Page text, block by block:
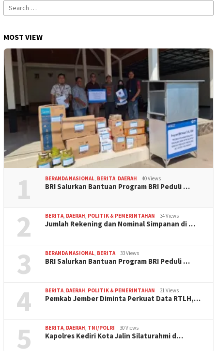
Search
for:
MOST VIEW
1 BERANDA NASIONAL, BERITA, DAERAH 40 Views
BRI Salurkan Bantuan Program BRI Peduli …
2 BERITA, DAERAH, POLITIK & PEMERINTAHAN 34 Views
Jumlah Rekening dan Nominal Simpanan di …
3 BERANDA NASIONAL, BERITA 33 Views
BRI Salurkan Bantuan Program BRI Peduli …
4 BERITA, DAERAH, POLITIK & PEMERINTAHAN 31 Views
Pemkab Jember Diminta Perkuat Data RTLH,…
5 BERITA, DAERAH, TNI/POLRI 30 Views
Kapolres Kediri Kota Jalin Silaturahmi d…